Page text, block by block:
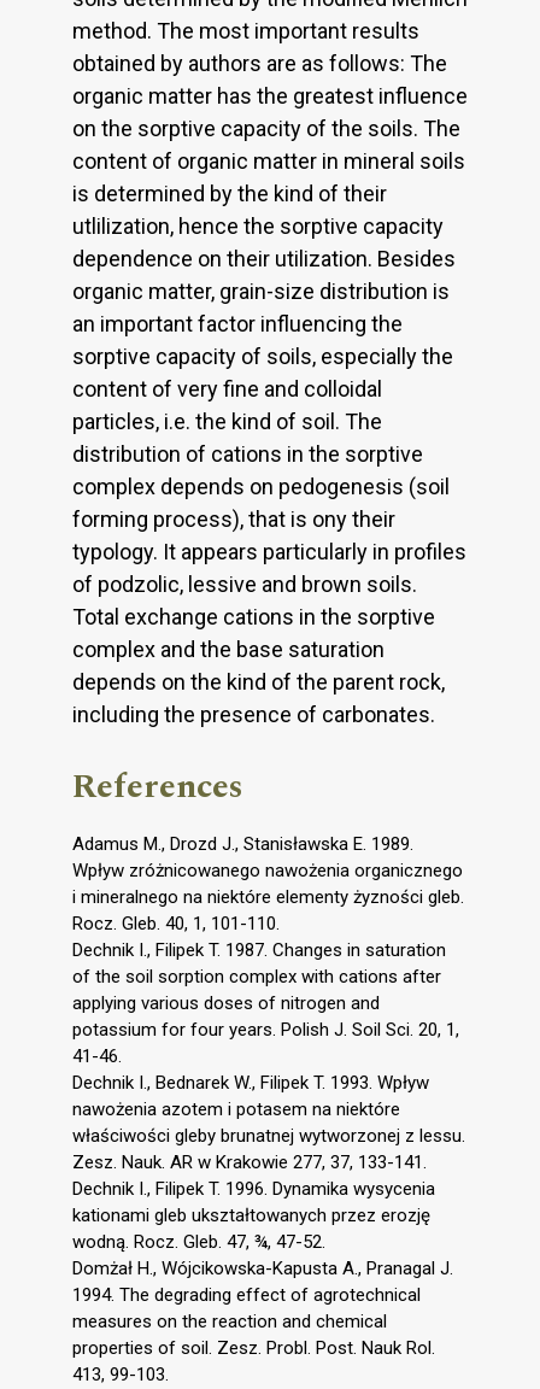
method. The most important results
obtained by authors are as follows: The
organic matter has the greatest influence
on the sorptive capacity of the soils. The
content of organic matter in mineral soils
is determined by the kind of their
utlilization, hence the sorptive capacity
dependence on their utilization. Besides
organic matter, grain-size distribution is
an important factor influencing the
sorptive capacity of soils, especially the
content of very fine and colloidal
particles, i.e. the kind of soil. The
distribution of cations in the sorptive
complex depends on pedogenesis (soil
forming process), that is ony their
typology. It appears particularly in profiles
of podzolic, lessive and brown soils.
Total exchange cations in the sorptive
complex and the base saturation
depends on the kind of the parent rock,
including the presence of carbonates.
References
Adamus M., Drozd J., Stanisławska E. 1989.
Wpływ zróżnicowanego nawożenia organicznego
i mineralnego na niektóre elementy żyzności gleb.
Rocz. Gleb. 40, 1, 101-110.
Dechnik I., Filipek T. 1987. Changes in saturation
of the soil sorption complex with cations after
applying various doses of nitrogen and
potassium for four years. Polish J. Soil Sci. 20, 1,
41-46.
Dechnik I., Bednarek W., Filipek T. 1993. Wpływ
nawożenia azotem i potasem na niektóre
właściwości gleby brunatnej wytworzonej z lessu.
Zesz. Nauk. AR w Krakowie 277, 37, 133-141.
Dechnik I., Filipek T. 1996. Dynamika wysycenia
kationami gleb ukształtowanych przez erozję
wodną. Rocz. Gleb. 47, ¾, 47-52.
Domżał H., Wójcikowska-Kapusta A., Pranagal J.
1994. The degrading effect of agrotechnical
measures on the reaction and chemical
properties of soil. Zesz. Probl. Post. Nauk Rol.
413, 99-103.